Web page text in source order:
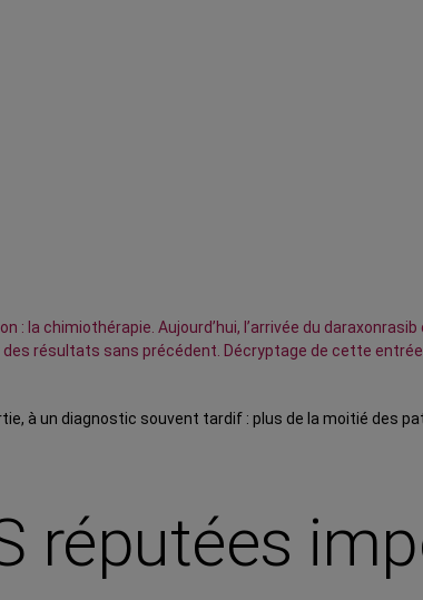
: la chimiothérapie. Aujourd’hui, l’arrivée du
résultats sans précédent. Décryptage de cette
à un diagnostic souvent tardif : plus de la moitié des
réputées